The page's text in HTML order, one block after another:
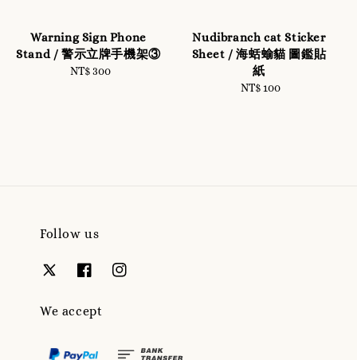
Warning Sign Phone
Stand / 警示立牌手機架③
Regular
NT$ 300
Nudibranch cat Sticker
Sheet / 海蛞蝓貓 圖鑑貼
紙
Regular
NT$ 100
Follow us
We accept